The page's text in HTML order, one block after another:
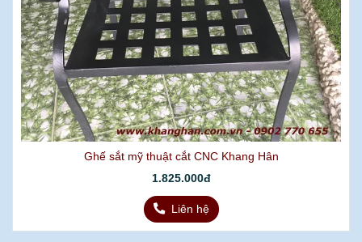
Ghế sắt mỹ thuật cắt CNC Khang Hân
1.825.000đ
Liên hệ